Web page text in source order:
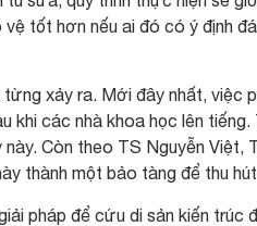
tốt hơn nếu ai đó có ý định
xảy ra. Mới đây nhất, việc
khi các nhà khoa học lên
Còn theo TS Nguyễn Việt,
thành một bảo tàng để thu
pháp để cứu di sản kiến trúc